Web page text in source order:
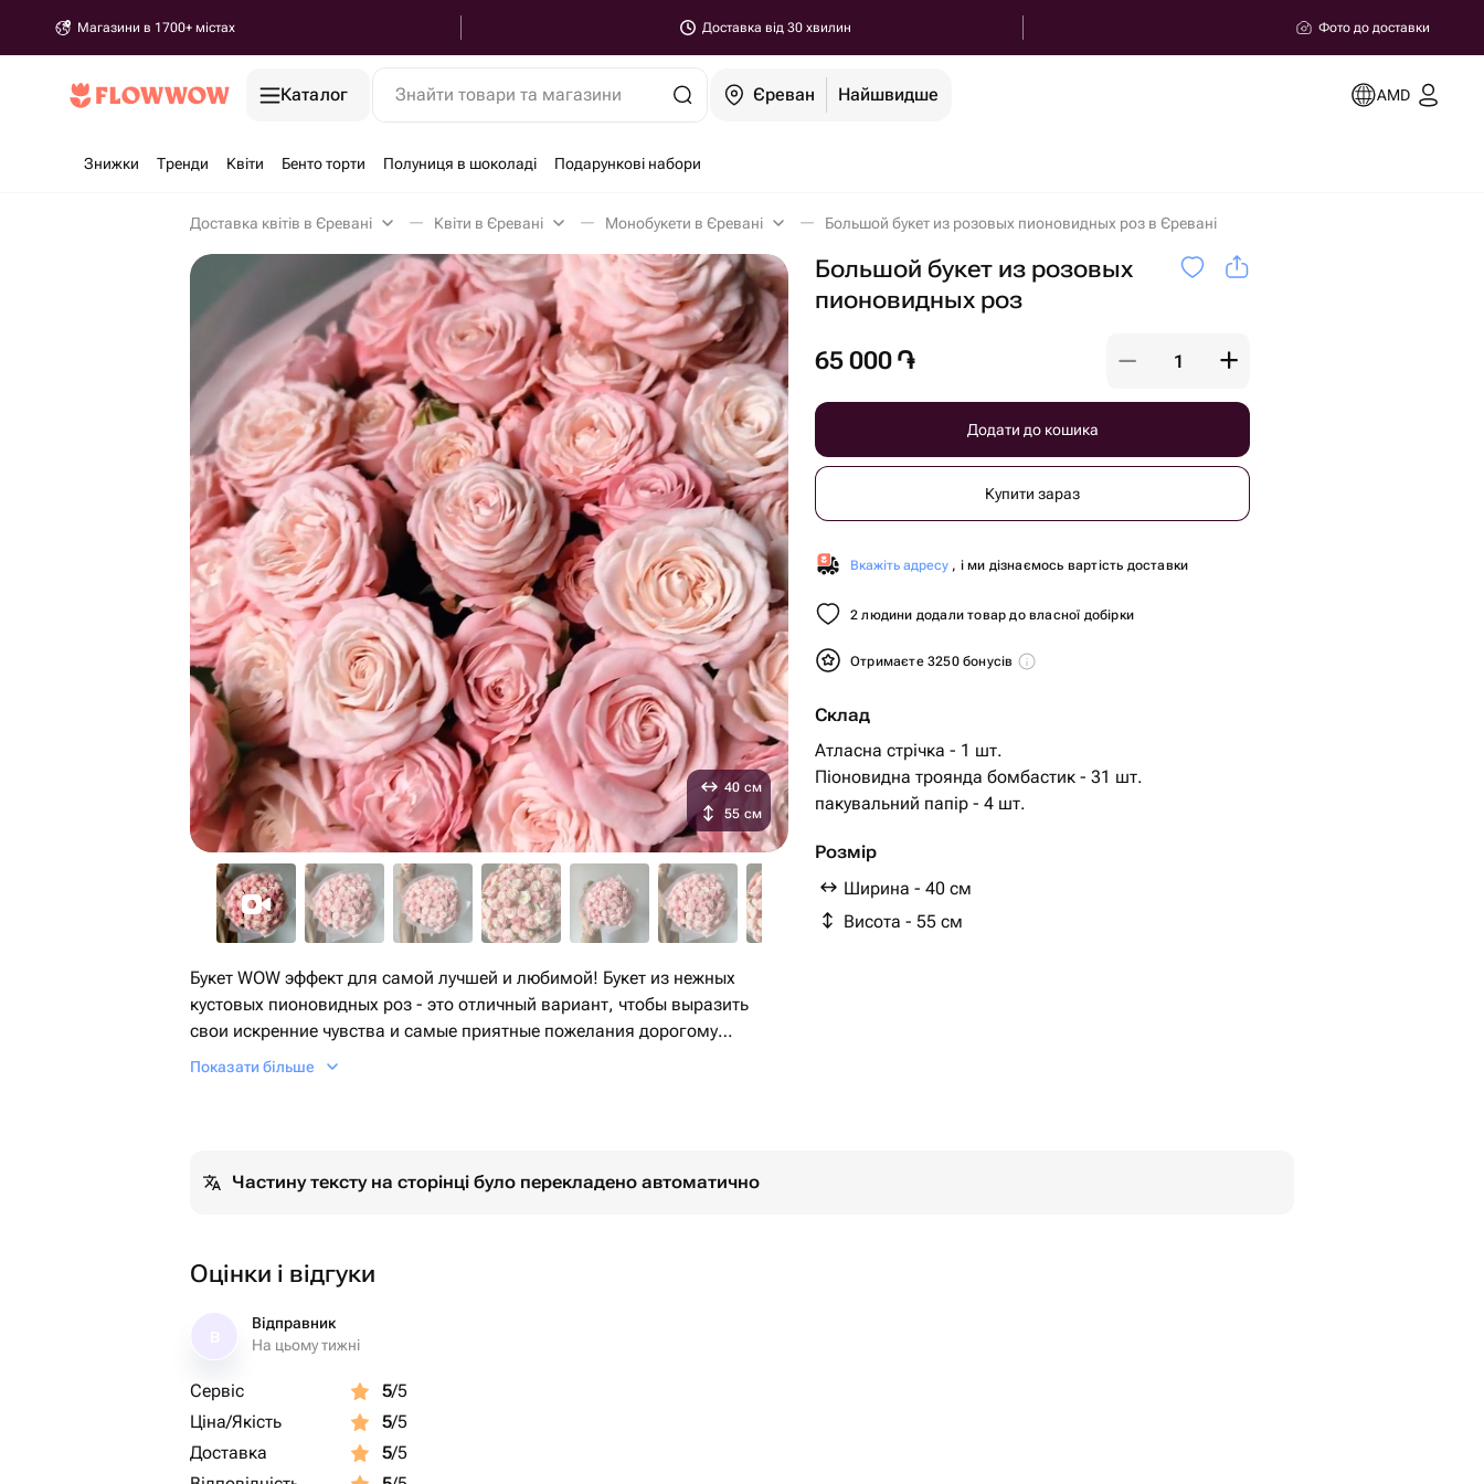
Магазини в 1700+ містах Доставка від 30 хвилин Фото до доставки
Каталог Знайти товари та магазини Єреван Найшвидше AMD
Знижки Тренди Квіти Бенто торти Полуниця в шоколаді Подарункові набори
Доставка квітів в Єревані Квіти в Єревані Монобукети в Єревані Большой букет из розовых пионовидных роз в Єревані
Большой букет из розовых
пионовидных роз
65 000 ֏
Додати до кошика
Купити зараз
Вкажіть адресу , і ми дізнаємось вартість доставки
2 людини додали товар до власної добірки
Отримаєте 3250 бонусів
Склад
Атласна стрічка - 1 шт.
Піоновидна троянда бомбастик - 31 шт.
пакувальний папір - 4 шт.
Розмір
Ширина - 40 см
Висота - 55 см
40 см
55 см
Букет WOW эффект для самой лучшей и любимой! Букет из нежных
кустовых пионовидных роз - это отличный вариант, чтобы выразить
свои искренние чувства и самые приятные пожелания дорогому
человеку.
Показати більше
Частину тексту на сторінці було перекладено автоматично
Оцінки і відгуки
Відправник
На цьому тижні
Сервіс 5/5
Ціна/Якість
5/5
Доставка
5/5